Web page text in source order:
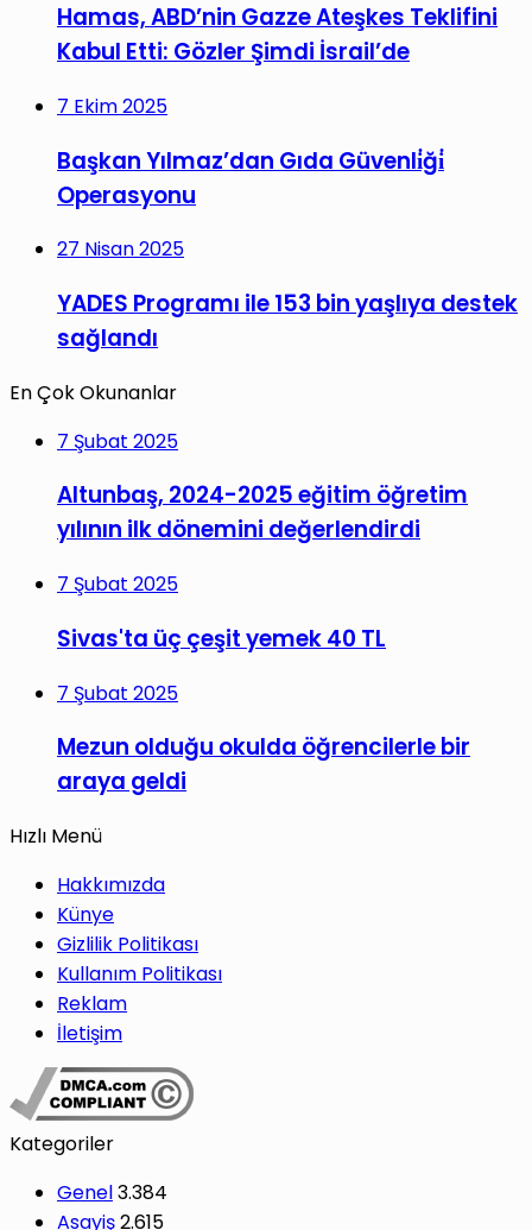
Hamas, ABD’nin Gazze Ateşkes Teklifini
Kabul Etti: Gözler Şimdi İsrail’de
7 Ekim 2025
Başkan Yılmaz’dan Gıda Güvenli̇ği̇
Operasyonu
27 Nisan 2025
YADES Programı ile 153 bin yaşlıya destek
sağlandı
En Çok Okunanlar
7 Şubat 2025
Altunbaş, 2024-2025 eğitim öğretim
yılının ilk dönemini değerlendirdi
7 Şubat 2025
Sivas'ta üç çeşit yemek 40 TL
7 Şubat 2025
Mezun olduğu okulda öğrencilerle bir
araya geldi
Hızlı Menü
Hakkımızda
Künye
Gizlilik Politikası
Kullanım Politikası
Reklam
İletişim
Kategoriler
Genel3.384
Asayiş2.615